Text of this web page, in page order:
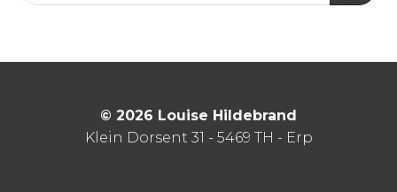
© 2026 Louise Hildebrand
Klein Dorsent 31 - 5469 TH - Erp